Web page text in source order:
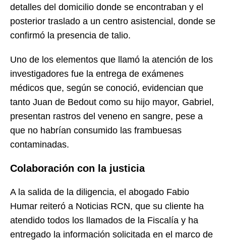
detalles del domicilio donde se encontraban y el
posterior traslado a un centro asistencial, donde se
confirmó la presencia de talio.
Uno de los elementos que llamó la atención de los
investigadores fue la entrega de exámenes
médicos que, según se conoció, evidencian que
tanto Juan de Bedout como su hijo mayor, Gabriel,
presentan rastros del veneno en sangre, pese a
que no habrían consumido las frambuesas
contaminadas.
Colaboración con la justicia
A la salida de la diligencia, el abogado Fabio
Humar reiteró a Noticias RCN, que su cliente ha
atendido todos los llamados de la Fiscalía y ha
entregado la información solicitada en el marco de